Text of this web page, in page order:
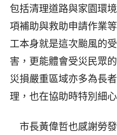
包括清理道路與家園環
項補助與救助申請作業
工本身就是這次颱風的
害，更能體會受災民眾
災損嚴重區域亦多為長
理，也在協助時特別細
市長黃偉哲也感謝勞